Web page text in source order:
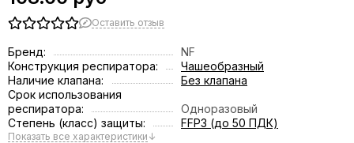
Оставить отзыв
Бренд:
NF
Конструкция респиратора:
Чашеобразный
Наличие клапана:
Без клапана
Срок использования
респиратора:
Одноразовый
Степень (класс) защиты:
FFP3 (до 50 ПДК)
Показать все характеристики ↓